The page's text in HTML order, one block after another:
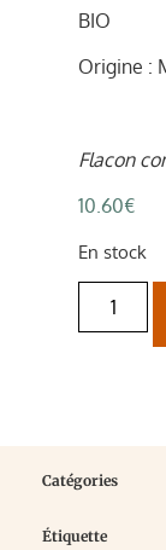
BIO
Origine :
Flacon
10.60€
En stock
Catégories
Étiquette